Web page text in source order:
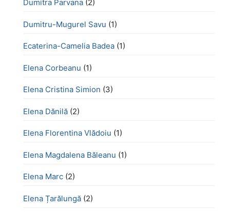
Dumitra Parvana (2)
Dumitru-Mugurel Savu (1)
Ecaterina-Camelia Badea (1)
Elena Corbeanu (1)
Elena Cristina Simion (3)
Elena Dănilă (2)
Elena Florentina Vlădoiu (1)
Elena Magdalena Băleanu (1)
Elena Marc (2)
Elena Țarălungă (2)